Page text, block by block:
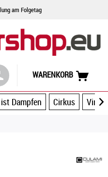
am Folgetag
WARENKORB
Dampfen Cirkus